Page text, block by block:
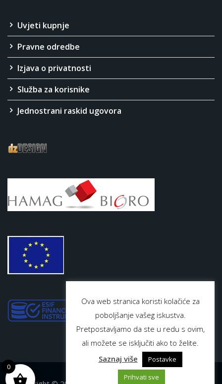
Uvjeti kupnje
Pravne odredbe
Izjava o privatnosti
Služba za korisnike
Jednostrani raskid ugovora
Ova web stranica koristi kolačiće za
poboljšanje vašeg iskustva.
Pretpostavljamo da ste u redu s ovim,
ali možete se isključiti ako to želite.
Saznaj više
Postavke
Prihvati sve
0